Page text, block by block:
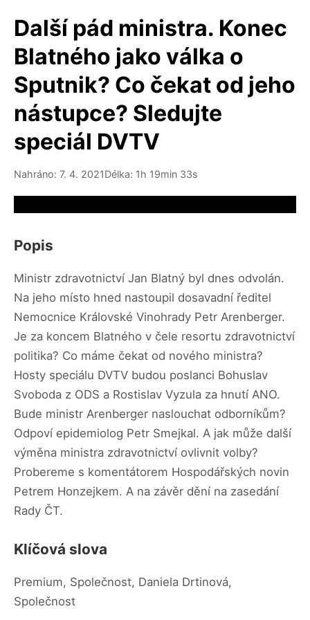
Další pád ministra. Konec
Blatného jako válka o
Sputnik? Co čekat od jeho
nástupce? Sledujte
speciál DVTV
Nahráno: 7. 4. 2021Délka: 1h 19min 33s
Popis
Ministr zdravotnictví Jan Blatný byl dnes odvolán.
Na jeho místo hned nastoupil dosavadní ředitel
Nemocnice Královské Vinohrady Petr Arenberger.
Je za koncem Blatného v čele resortu zdravotnictví
politika? Co máme čekat od nového ministra?
Hosty speciálu DVTV budou poslanci Bohuslav
Svoboda z ODS a Rostislav Vyzula za hnutí ANO.
Bude ministr Arenberger naslouchat odborníkům?
Odpoví epidemiolog Petr Smejkal. A jak může další
výměna ministra zdravotnictví ovlivnit volby?
Probereme s komentátorem Hospodářských novin
Petrem Honzejkem. A na závěr dění na zasedání
Rady ČT.
Klíčová slova
Premium, Společnost, Daniela Drtinová,
Společnost